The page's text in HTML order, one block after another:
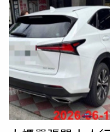
兒童，所以要加重其
紅大多是在網路上分
林女毒癮發作，不顧3
有想過女兒會吸進這
德傻眼道，明明知道
卻還硬要開車上路，
在最需要的不是粉絲
知書。」回顧此案，
後，駕駛一輛白色
Lexus